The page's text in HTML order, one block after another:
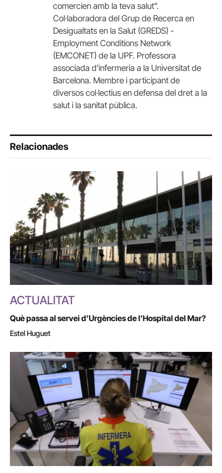
comercien amb la teva salut”.
Col·laboradora del Grup de Recerca en
Desigualtats en la Salut (GREDS) -
Employment Conditions Network
(EMCONET) de la UPF. Professora
associada d'infermeria a la Universitat de
Barcelona. Membre i participant de
diversos col·lectius en defensa del dret a la
salut i la sanitat pública.
Relacionades
ACTUALITAT
Què passa al servei d’Urgències de l’Hospital del Mar?
Estel Huguet